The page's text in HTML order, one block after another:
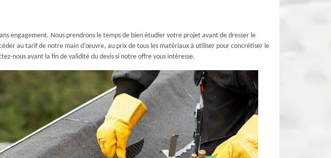
engagement. Nous prendrons le temps de bien étudier votre projet avant de dresser le
au tarif de notre main d’œuvre, au prix de tous les matériaux à utiliser pour concrétiser le
nous avant la fin de validité du devis si notre offre vous intéresse.